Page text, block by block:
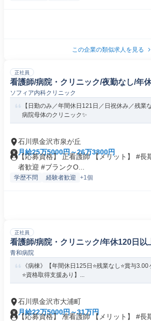
この企業の類似求人を見る
正社員
看護師/病院・クリニック/夜勤なし/年
ソフィア内科クリニック
【日勤のみ／年間休日121日／日祝休み／残業
病院母体のクリニック✨
石川県金沢市泉が丘
月給25万5000円～26万3800円
【応募資格】 正看護師 【メリット】 #長
者歓迎 #ブランクO...
学歴不問 経験者歓迎 +1個
正社員
看護師/病院・クリニック/年休120日以
青和病院
《病棟》【年間休日125日⭐残業なし⭐賞与
⭐資格取得支援あり】...
石川県金沢市大浦町
月給22万5000円～31万円
【応募資格】 准看護師 【メリット】 #長